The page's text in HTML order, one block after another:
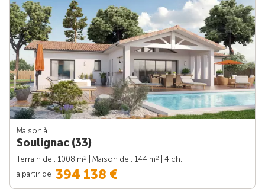
Maison à
Soulignac (33)
Terrain de : 1008 m2 | Maison de : 144 m2
| 4 ch.
à partir de 394 138 €